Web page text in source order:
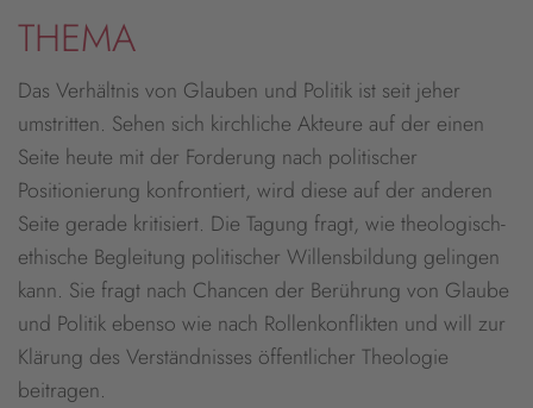
THEMA
Das Verhältnis von Glauben und Politik ist seit jeher
umstritten. Sehen sich kirchliche Akteure auf der einen
Seite heute mit der Forderung nach politischer
Positionierung konfrontiert, wird diese auf der anderen
Seite gerade kritisiert. Die Tagung fragt, wie theologisch-
ethische Begleitung politischer Willensbildung gelingen
kann. Sie fragt nach Chancen der Berührung von Glaube
und Politik ebenso wie nach Rollenkonflikten und will zur
Klärung des Verständnisses öffentlicher Theologie
beitragen.